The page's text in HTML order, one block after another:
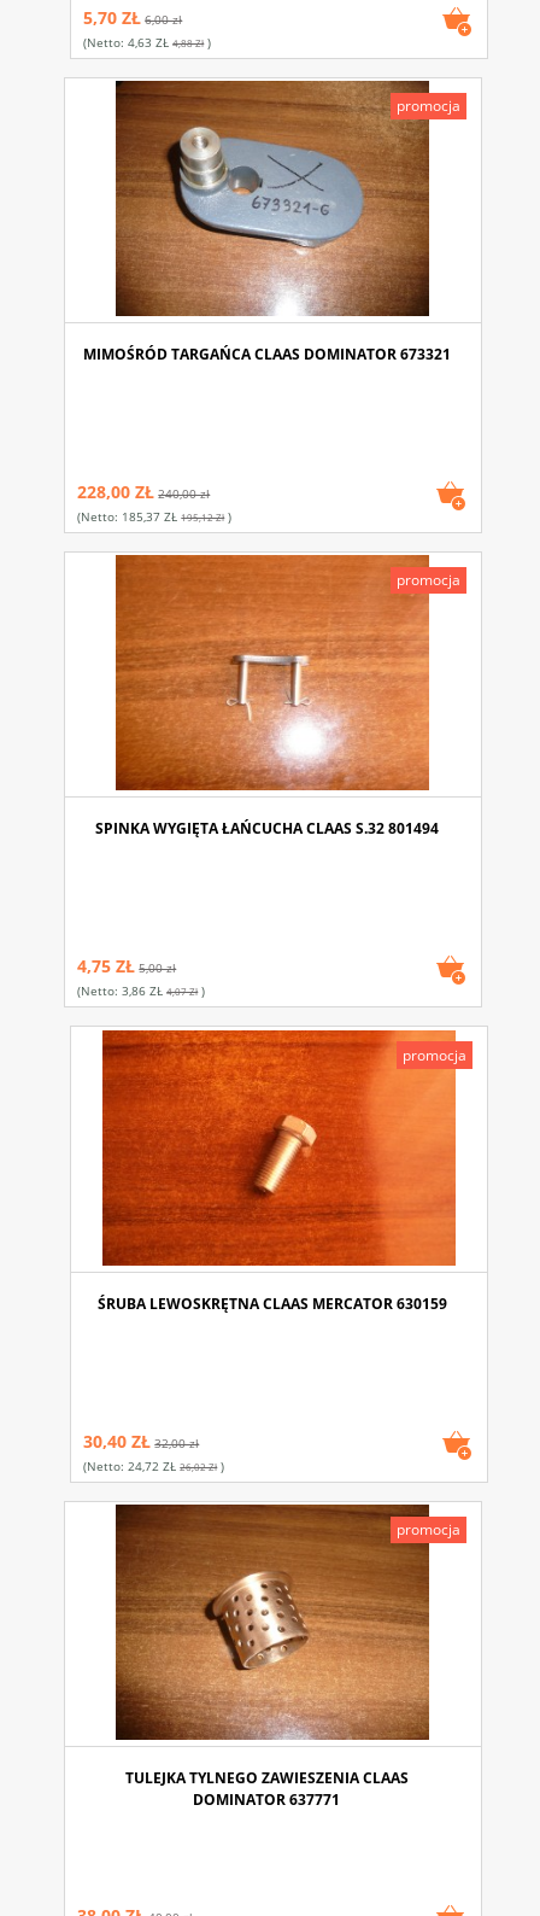
5,70 ZŁ 6,00 zł
(netto:4,63 ZŁ 4,88 Zł)
MIMOŚRÓD TARGAŃCA CLAAS DOMINATOR 673321
228,00 ZŁ 240,00 zł
(netto: 185,37 ZŁ 195,12 Zł)
promocja
SPINKA WYGIĘTA ŁAŃCUCHA CLAAS S.32 801494
4,75 ZŁ 5,00 zł
(netto:3,86 ZŁ 4,07 Zł)
promocja
ŚRUBA LEWOSKRĘTNA CLAAS MERCATOR 630159
30,40 ZŁ 32,00 zł
(netto:24,72 ZŁ 26,02 Zł)
promocja
TULEJKA TYLNEGO ZAWIESZENIA CLAAS
DOMINATOR 637771
promocja